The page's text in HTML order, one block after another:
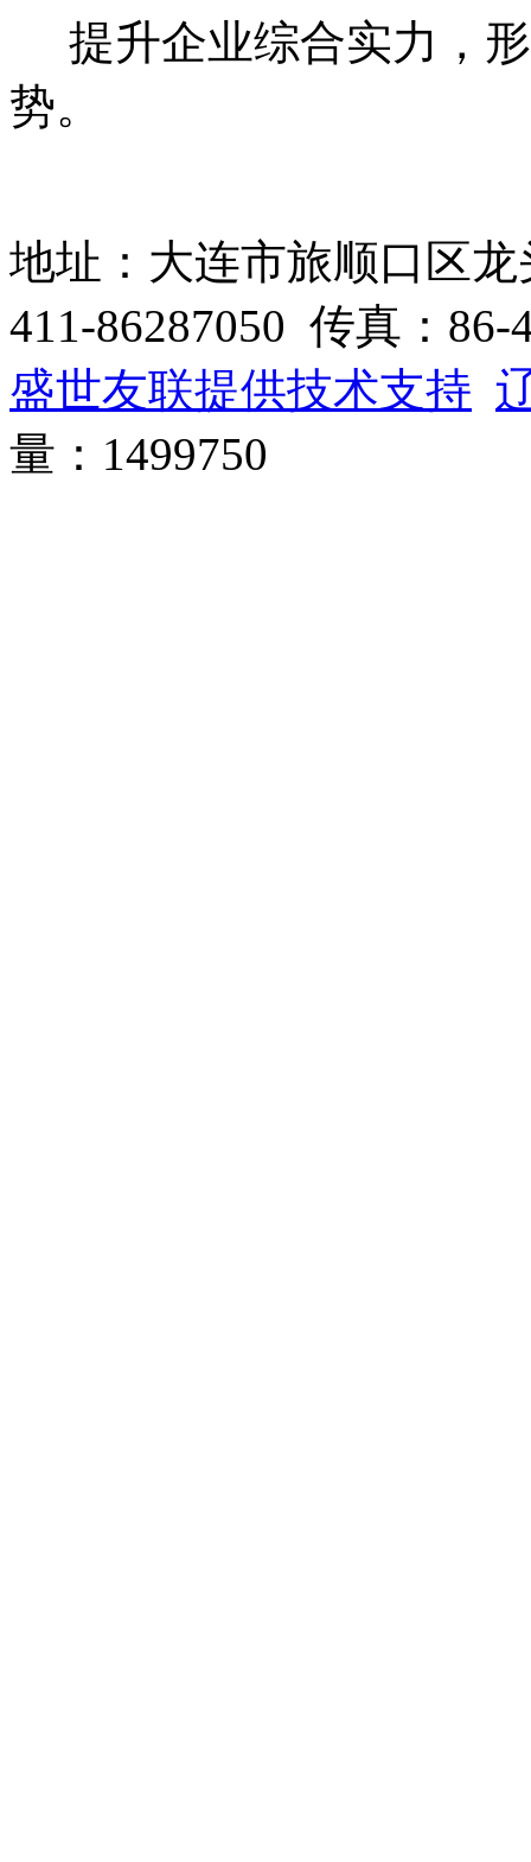
提升企业综合实力，
势。
地址：大连市旅顺口区
411-86287050 传真：86-
盛世友联提供技术支持
量：1499750